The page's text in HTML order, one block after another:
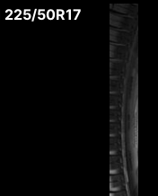
225/50R17